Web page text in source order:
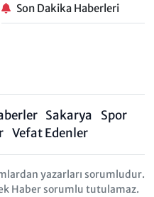
Son Dakika Haberleri
Sakarya
Spor
Vefat Edenler
yazarları sorumludur.
Haber sorumlu tutulamaz.